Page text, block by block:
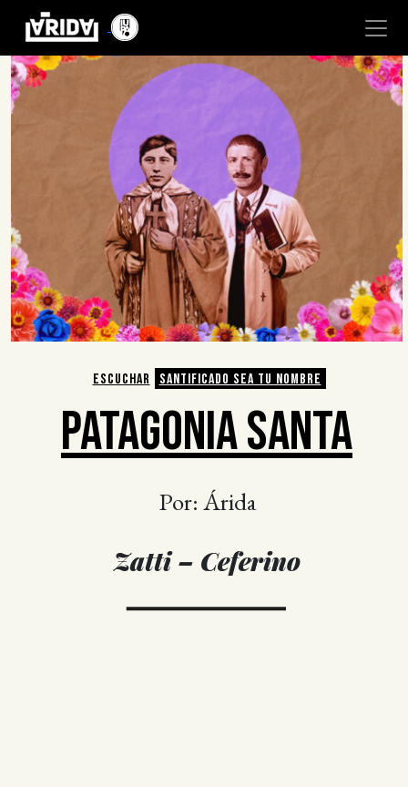
ESCUCHAR SANTIFICADO SEA TU NOMBRE
PATAGONIA SANTA
Por: Árida
Zatti – Ceferino